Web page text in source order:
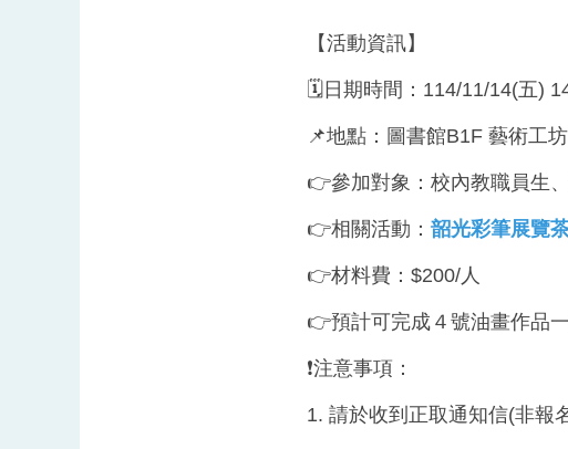
【活動資訊】
🗓️日期時間：114/11/14(五)
📌地點：圖書館B1F 藝術工
👉參加對象：校內教職員生
👉相關活動： 韶光彩筆展覽
👉材料費：$200/人
👉預計可完成４號油畫作品一
❗注意事項：
1. 請於收到正取通知信(非報